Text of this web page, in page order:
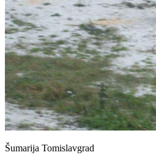
Šumarija Tomislavgrad